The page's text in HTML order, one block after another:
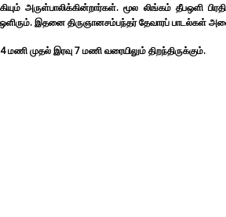
அருள்பாலிக்கின்றார்கள். மூல லிங்கம் தீபஒளி
இதனை திருஞானசம்பந்தர் தேவாரப் பாடல்கள்
முதல் இரவு 7 மணி வரையிலும் திறந்திருக்கும்.